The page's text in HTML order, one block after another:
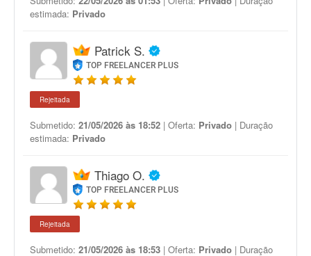
estimada: Privado
Patrick S.
TOP FREELANCER PLUS
Rejeitada
Submetido: 21/05/2026 às 18:52 | Oferta: Privado | Duração
estimada: Privado
Thiago O.
TOP FREELANCER PLUS
Rejeitada
Submetido: 21/05/2026 às 18:53 | Oferta: Privado | Duração